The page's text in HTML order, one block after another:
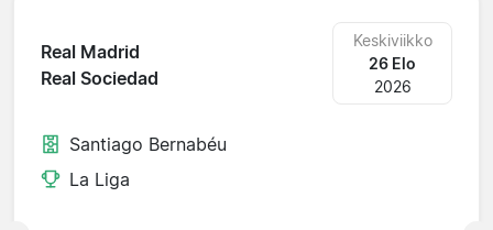
Real Madrid
Real Sociedad
Keskiviikko
26 Elo
2026
Santiago Bernabéu
La Liga